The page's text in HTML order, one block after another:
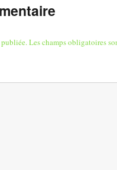
publiée.Les champs obligatoires